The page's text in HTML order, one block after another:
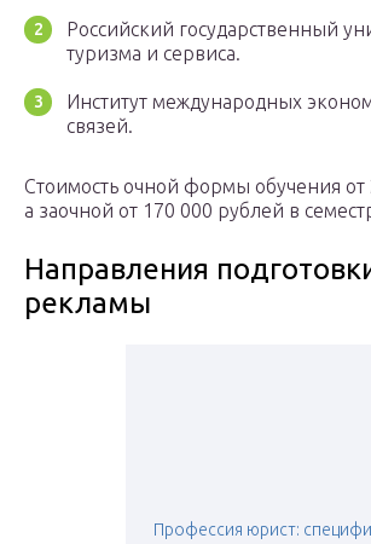
Российский государственный
туризма и сервиса.
Институт международных
связей.
Стоимость очной формы обучения от
а заочной от 170 000 рублей в
Направления
рекламы
Профессия юрист: